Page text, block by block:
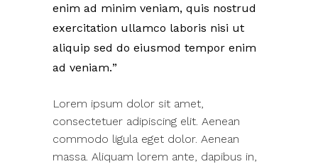
enim ad minim veniam, quis nostrud
exercitation ullamco laboris nisi ut
aliquip sed do eiusmod tempor enim
ad veniam.
Lorem ipsum dolor sit amet,
consectetuer adipiscing elit. Aenean
commodo ligula eget dolor. Aenean
massa. Aliquam lorem ante, dapibus in,